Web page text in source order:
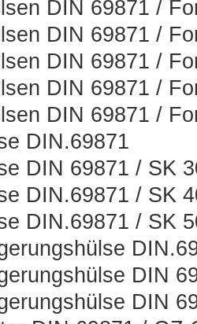
DIN 69871 /
DIN 69871 /
DIN 69871 /
DIN 69871 /
DIN 69871 /
DIN.69871
DIN 69871 / SK
DIN.69871 / SK
DIN.69871 / SK
DIN
DIN